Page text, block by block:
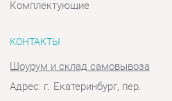
Базовый, 47
Часы работы:
Пн - Пт:10:00 - 18:00 (GMT+5)
Отправить сообщение